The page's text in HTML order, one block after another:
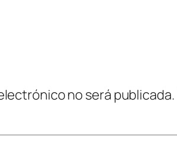
no será publicada.